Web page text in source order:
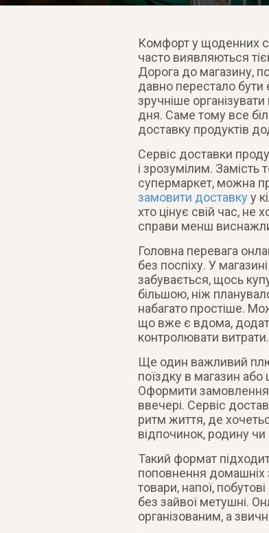
Комфорт у щоденних
часто виявляються
Дорога до магазину,
давно перестало
зручніше
дня. Саме тому все
доставку продуктів
Сервіс доставки
і зрозумілим. Замість
супермаркет, можна
замовити доставку у
хто цінує свій час, не
справи менш
Головна перевага
без поспіху. У
забувається, щось
більшою, ніж
набагато простіше.
що вже є вдома,
контролювати витрати.
Ще один важливий
поїздку в магазин
Оформити замовлення
ввечері. Сервіс
ритм життя, де
відпочинок, родину чи
Такий формат
поповнення домашніх
товари, напої,
без зайвої метушні.
організованим, а